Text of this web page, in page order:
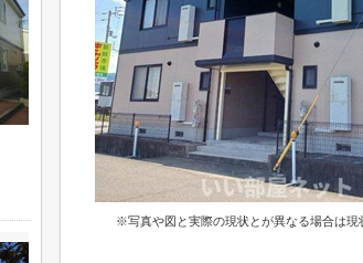
※写真や図と実際の現状とが異なる場合は現